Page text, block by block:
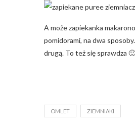
A może zapiekanka
pomidorami, na dwa
drugą. To też się sprawdza 🙂
OMLET ZIEMNIAKI